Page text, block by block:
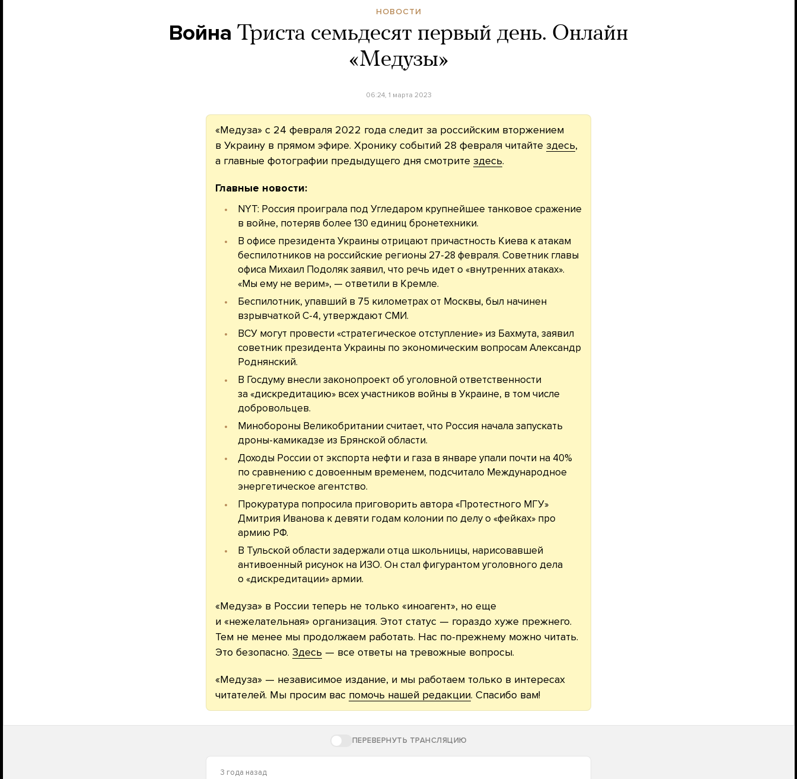
НОВОСТИ
Война Триста семьдесят первый день. Онлайн
«Медузы»
06:24, 1 марта 2023
«Медуза» с 24 февраля 2022 года следит за российским вторжением
в Украину в прямом эфире. Хронику событий 28 февраля читайте здесь,
а главные фотографии предыдущего дня смотрите здесь.
Главные новости:
NYT: Россия проиграла под Угледаром крупнейшее танковое сражение
в войне, потеряв более 130 единиц бронетехники.
В офисе президента Украины отрицают причастность Киева к атакам
беспилотников на российские регионы 27-28 февраля. Советник главы
офиса Михаил Подоляк заявил, что речь идет о «внутренних атаках».
«Мы ему не верим», — ответили в Кремле.
Беспилотник, упавший в 75 километрах от Москвы, был начинен
взрывчаткой C-4, утверждают СМИ.
ВСУ могут провести «стратегическое отступление» из Бахмута, заявил
советник президента Украины по экономическим вопросам Александр
Роднянский.
В Госдуму внесли законопроект об уголовной ответственности
за «дискредитацию» всех участников войны в Украине, в том числе
добровольцев.
Минобороны Великобритании считает, что Россия начала запускать
дроны-камикадзе из Брянской области.
Доходы России от экспорта нефти и газа в январе упали почти на 40%
по сравнению с довоенным временем, подсчитало Международное
энергетическое агентство.
Прокуратура попросила приговорить автора «Протестного МГУ»
Дмитрия Иванова к девяти годам колонии по делу о «фейках» про
армию РФ.
В Тульской области задержали отца школьницы, нарисовавшей
антивоенный рисунок на ИЗО. Он стал фигурантом уголовного дела
о «дискредитации» армии.
«Медуза» в России теперь не только «иноагент», но еще
и «нежелательная» организация. Этот статус — гораздо хуже прежнего.
Тем не менее мы продолжаем работать. Нас по-прежнему можно читать.
Это безопасно. Здесь — все ответы на тревожные вопросы.
«Медуза» — независимое издание, и мы работаем только в интересах
читателей. Мы просим вас помочь нашей редакции. Спасибо вам!
ПЕРЕВЕРНУТЬ ТРАНСЛЯЦИЮ
3 года назад